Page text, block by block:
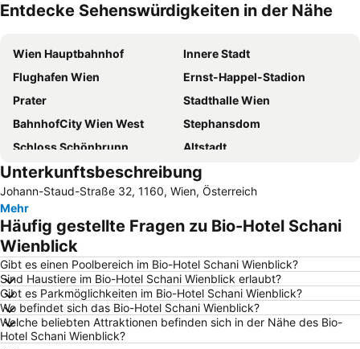
Entdecke Sehenswürdigkeiten in der Nähe
Wien Hauptbahnhof
Innere Stadt
Flughafen Wien
Ernst-Happel-Stadion
Prater
Stadthalle Wien
BahnhofCity Wien West
Stephansdom
Schloss Schönbrunn
Altstadt
Hofburg
Leopoldstadt
Wiener Staatsoper
Mariahilfer Straße
Mariahilf
Naschmarkt
Josefstadt
Bahnhof Wien-Meidling
Bahnhof Wien Praterstern
Wiener U-Bahn
Belvedere
Hietzing
Donaustadt
Landstraße
Unterkunftsbeschreibung
Johann-Staud-Straße 32, 1160, Wien, Österreich
Mehr
Häufig gestellte Fragen zu Bio-Hotel Schani
Wienblick
Gibt es einen Poolbereich im Bio-Hotel Schani Wienblick?
Sind Haustiere im Bio-Hotel Schani Wienblick erlaubt?
Gibt es Parkmöglichkeiten im Bio-Hotel Schani Wienblick?
Wo befindet sich das Bio-Hotel Schani Wienblick?
Welche beliebten Attraktionen befinden sich in der Nähe des Bio-
Hotel Schani Wienblick?